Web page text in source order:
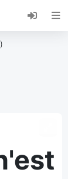
ajoutez-
mises